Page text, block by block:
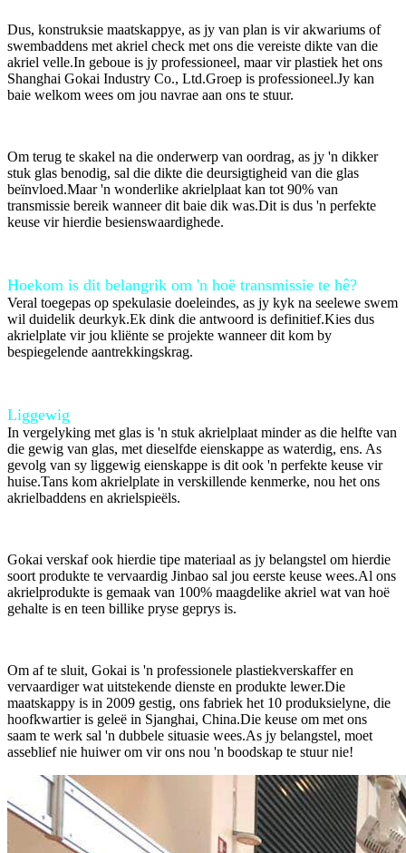
Dus, konstruksie maatskappye, as jy van plan is vir akwariums of
swembaddens met akriel check met ons die vereiste dikte van die
akriel velle.In geboue is jy professioneel, maar vir plastiek het ons
Shanghai Gokai Industry Co., Ltd.Groep is professioneel.Jy kan
baie welkom wees om jou navrae aan ons te stuur.
Om terug te skakel na die onderwerp van oordrag, as jy 'n dikker
stuk glas benodig, sal die dikte die deursigtigheid van die glas
beïnvloed.Maar 'n wonderlike akrielplaat kan tot 90% van
transmissie bereik wanneer dit baie dik was.Dit is dus 'n perfekte
keuse vir hierdie besienswaardighede.
Hoekom is dit belangrik om 'n hoë transmissie te hê?
Veral toegepas op spekulasie doeleindes, as jy kyk na seelewe swem
wil duidelik deurkyk.Ek dink die antwoord is definitief.Kies dus
akrielplate vir jou kliënte se projekte wanneer dit kom by
bespiegelende aantrekkingskrag.
Liggewig
In vergelyking met glas is 'n stuk akrielplaat minder as die helfte van
die gewig van glas, met dieselfde eienskappe as waterdig, ens. As
gevolg van sy liggewig eienskappe is dit ook 'n perfekte keuse vir
huise.Tans kom akrielplate in verskillende kenmerke, nou het ons
akrielbaddens en akrielspieëls.
Gokai verskaf ook hierdie tipe materiaal as jy belangstel om hierdie
soort produkte te vervaardig Jinbao sal jou eerste keuse wees.Al ons
akrielprodukte is gemaak van 100% maagdelike akriel wat van hoë
gehalte is en teen billike pryse geprys is.
Om af te sluit, Gokai is 'n professionele plastiekverskaffer en
vervaardiger wat uitstekende dienste en produkte lewer.Die
maatskappy is in 2009 gestig, ons fabriek het 10 produksielyne, die
hoofkwartier is geleë in Sjanghai, China.Die keuse om met ons
saam te werk sal 'n dubbele situasie wees.As jy belangstel, moet
asseblief nie huiwer om vir ons nou 'n boodskap te stuur nie!